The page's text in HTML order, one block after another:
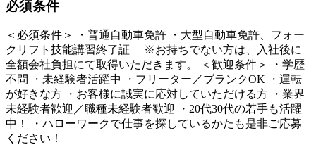
必須条件
＜必須条件＞ ・普通自動車免許 ・大型自動車免許、フォー
クリフト技能講習終了証 ※お持ちでない方は、入社後に
全額会社負担にて取得いただきます。 ＜歓迎条件＞ ・学歴
不問 ・未経験者活躍中 ・フリーター／ブランクOK ・運転
が好きな方 ・お客様に誠実に応対していただける方 ・業界
未経験者歓迎／職種未経験者歓迎 ・20代30代の若手も活躍
中！ ・ハローワークで仕事を探しているかたも是非ご応募
ください！